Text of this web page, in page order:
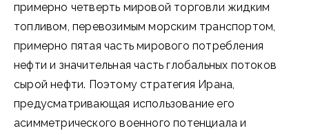
примерно четверть мировой торговли жидким
топливом, перевозимым морским транспортом,
примерно пятая часть мирового потребления
нефти и значительная часть глобальных потоков
сырой нефти. Поэтому стратегия Ирана,
предусматривающая использование его
асимметрического военного потенциала и